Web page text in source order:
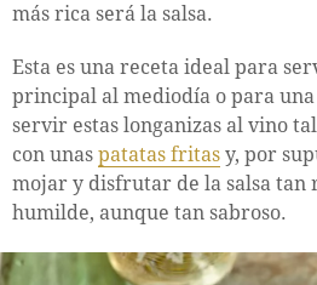
más rica será la salsa.
Esta es una receta ideal para
principal al mediodía o para
servir estas longanizas al vino
con unas patatas fritas y, por
mojar y disfrutar de la salsa tan
humilde, aunque tan sabroso.